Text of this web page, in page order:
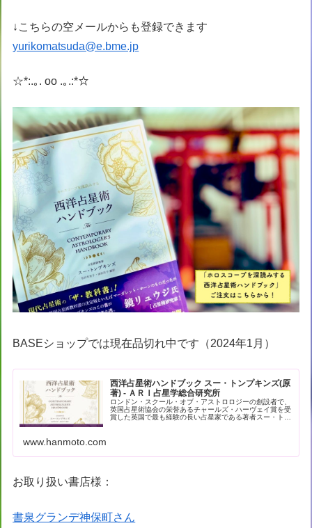
↓こちらの空メールからも登録できます
yurikomatsuda@e.bme.jp
☆*:.｡. oo .｡.:*☆
BASEショップでは現在品切れ中です（2024年1月）
西洋占星術ハンドブック スー・トンプキンズ(原
著) - ＡＲＩ占星学総合研究所
ロンドン・スクール・オブ・アストロロジーの創設者で、
英国占星術協会の栄誉あるチャールズ・ハーヴェイ賞を受
賞した英国で最も経験の長い占星家である著者スー・トン
www.hanmoto.com
お取り扱い書店様：
書泉グランデ神保町さん